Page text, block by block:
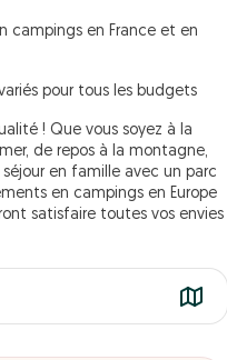
campings en France et en
pour tous les budgets
! Que vous soyez à la
de repos à la montagne,
en famille avec un parc
en campings en Europe
satisfaire toutes vos envies